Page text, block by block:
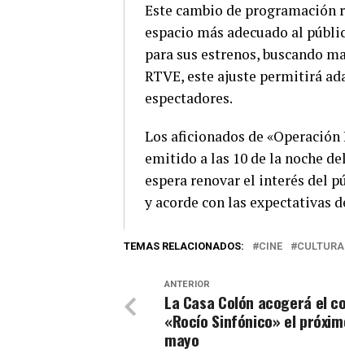
Este cambio de programación
espacio más adecuado al
para sus estrenos, buscando
RTVE, este ajuste permitirá
espectadores.
Los aficionados de
emitido a las 10 de la noche
espera renovar el interés del
y acorde con las expectativas
TEMAS RELACIONADOS: CINE CULTURA
ANTERIOR
La Casa Colón acogerá el
«Rocío Sinfónico» el
mayo